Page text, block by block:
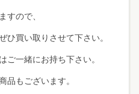
すので、
ひ買い取りさせて下さい。
ご一緒にお持ち下さい。
品もございます。